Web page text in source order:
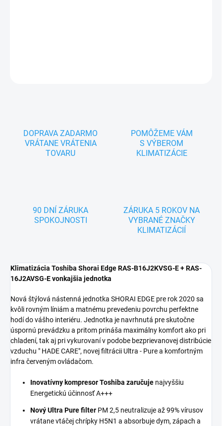
DOPRAVA ZADARMO
VRÁTANE VRÁTENIA
TOVARU
POMÔŽEME VÁM
S VÝBEROM
KLIMATIZÁCIE
90 DNÍ ZÁRUKA
SPOKOJNOSTI
ZÁRUKA 5 ROKOV NA
VYBRANÉ ZNAČKY
KLIMATIZÁCIÍ
Klimatizácia Toshiba Shorai Edge RAS-B16J2KVSG-E + RAS-
16J2AVSG-E vonkajšia jednotka
Nová štýlová nástenná jednotka SHORAI EDGE pre rok 2020 sa
kvôli rovným líniám a matnému prevedeniu povrchu perfektne
hodí do vášho interiéru. Jednotka je navrhnutá pre skutočne
úspornú prevádzku a pritom prináša maximálny komfort ako pri
chladení, tak aj pri vykurovaní v podobe bezprievanovej distribúcie
vzduchu " HADE CARE", novej filtrácii Ultra - Pure a komfortným
infra červeným ovládačom.
Inovatívny kompresor Toshiba zaručuje najvyššiu
Energetickú účinnosť A+++
Nový Ultra Pure filter PM 2,5 neutralizuje až 99% vírusov
vrátane vtáčej chrípky H5N1 a absorbuje dym, zápach a